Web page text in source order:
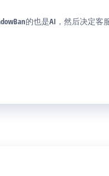
的也是AI，然后决定